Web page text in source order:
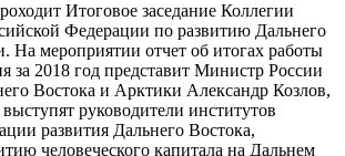
Итоговое заседание Коллегии
Федерации по развитию Дальнего
На мероприятии отчет об итогах работы
за 2018 год представит Министр России
Востока и Арктики Александр Козлов,
руководители институтов
развития Дальнего Востока,
человеческого капитала на Дальнем